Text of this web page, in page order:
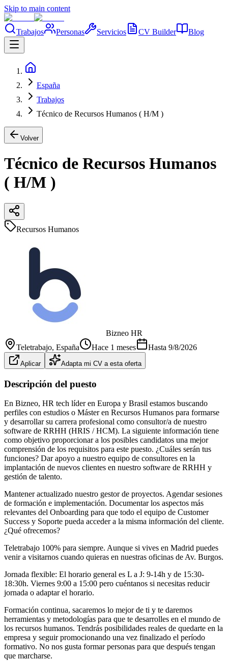
Skip to main content
Trabajos Personas Servicios CV Builder Blog
España
Trabajos
Técnico de Recursos Humanos ( H/M )
Volver
Técnico de Recursos Humanos
( H/M )
Recursos Humanos
Bizneo HR
Teletrabajo, España Hace 1 meses Hasta 9/8/2026
Aplicar Adapta mi CV a esta oferta
Descripción del puesto
En Bizneo, HR tech líder en Europa y Brasil estamos buscando
perfiles con estudios o Máster en Recursos Humanos para formarse
y desarrollar su carrera profesional como consultor/a de nuestro
software de RRHH (HRIS / HCM). La siguiente información tiene
como objetivo proporcionar a los posibles candidatos una mejor
comprensión de los requisitos para este puesto. ¿Cuáles serán tus
funciones? Dar apoyo a nuestro equipo de consultores en la
implantación de nuevos clientes en nuestro software de RRHH y
gestión de talento.
Mantener actualizado nuestro gestor de proyectos. Agendar sesiones
de formación e implementación. Documentar los aspectos más
relevantes del Onboarding para que todo el equipo de Customer
Success y Soporte pueda acceder a la misma información del cliente.
¿Qué ofrecemos?
Teletrabajo 100% para siempre. Aunque si vives en Madrid puedes
venir a visitarnos cuando quieras en nuestras oficinas de Av. Burgos.
Jornada flexible: El horario general es L a J: 9-14h y de 15:30-
18:30h. Viernes 9:00 a 15:00 pero cuéntanos si necesitas reducir
jornada o adaptar el horario.
Formación continua, sacaremos lo mejor de ti y te daremos
herramientas y metodologías para que te desarrolles en el mundo de
los recursos humanos. Tendrás posibilidades reales de quedarte en la
empresa y seguir promocionando una vez finalizado el período
formativo. No nos gusta formar personas para que después tengan
que marcharse.